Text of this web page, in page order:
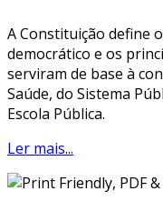
A Constituição define
democrático e os
serviram de base à
Saúde, do Sistema
Escola Pública.
Ler mais...